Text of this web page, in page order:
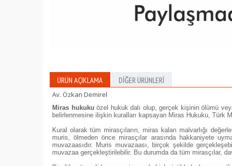
ÜRÜN AÇIKLAMA DIĞER ÜRÜNLERI
Av. Özkan Demirel
Miras hukuku özel hukuk dalı olup, gerçek kişinin ölümü
belirlenmesine ilişkin kuralları kapsayan Miras Hukuku, Türk
Kural olarak tüm mirasçıların, miras kalan malvarlığı
muris, ölmeden önce mirasçılar arasında hakkaniyete
muvazaasıdır. Muris muvazaası, birçok şekilde
muvazaa gerçekleştirilebilir. Bu durumda da tüm mirasçılar,